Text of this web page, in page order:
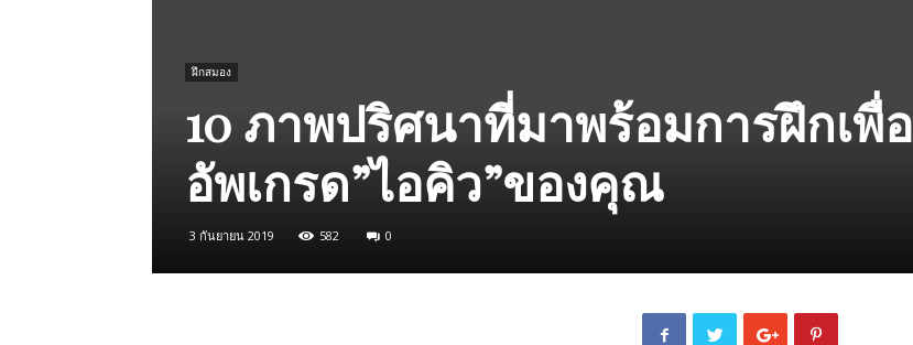
ฝึกสมอง
10 ภาพปริศนาที่มาพร้อมการฝึกเพื่อ
อัพเกรด”ไอคิว”ของคุณ
3 กันยายน 2019 582 0